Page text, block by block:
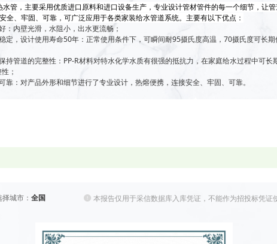
水管，主要采用优质进口原料和进口设备生产，专业设计管材管件的每一个细节，让
全、牢固、可靠，可广泛应用于各类家装给水管道系统。主要有以下优点：
：内壁光滑，水阻小，出水更流畅；
定，设计使用寿命50年：正常使用条件下，可瞬间耐95摄氏度高温，70摄氏度可长期
持管道的完整性：PP-R材料对特水化学水质有很强的抵抗力，在家庭给水过程中可长
；
靠：对产品外形和细节进行了专业设计，热熔便携，连接安全、牢固、可靠。
择城市：全国 本报告仅用于采信数据库入库凭证，不能作为招投标凭证